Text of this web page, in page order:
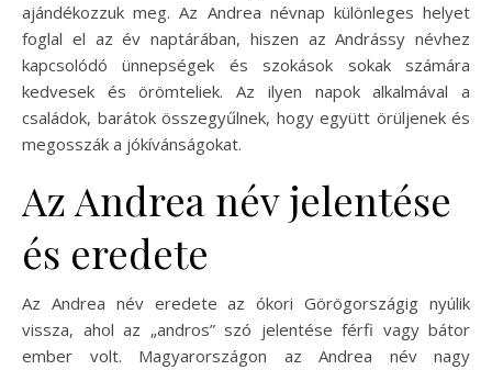
ajándékozzuk meg. Az Andrea névnap különleges helyet
foglal el az év naptárában, hiszen az Andrássy névhez
kapcsolódó ünnepségek és szokások sokak számára
kedvesek és örömteliek. Az ilyen napok alkalmával a
családok, barátok összegyűlnek, hogy együtt örüljenek és
megosszák a jókívánságokat.
Az Andrea név jelentése
és eredete
Az Andrea név eredete az ókori Görögországig nyúlik
vissza, ahol az „andros” szó jelentése férfi vagy bátor
ember volt. Magyarországon az Andrea név nagy